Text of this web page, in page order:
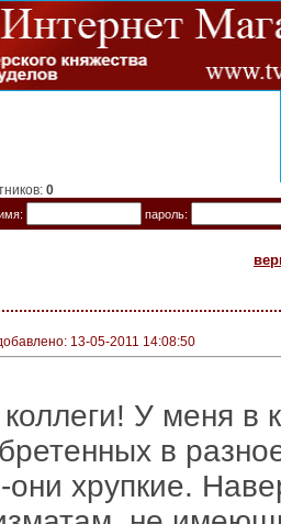
0
пароль:
13-05-2011 14:08:50
У меня в
в
хрупкие.